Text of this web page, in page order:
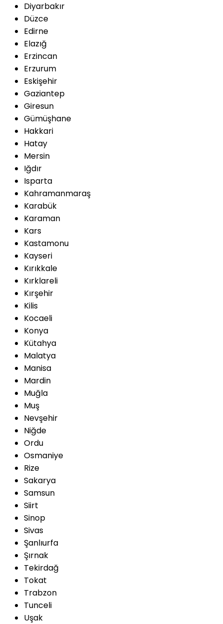
Diyarbakır
Düzce
Edirne
Elazığ
Erzincan
Erzurum
Eskişehir
Gaziantep
Giresun
Gümüşhane
Hakkari
Hatay
Mersin
Iğdır
Isparta
Kahramanmaraş
Karabük
Karaman
Kars
Kastamonu
Kayseri
Kırıkkale
Kırklareli
Kırşehir
Kilis
Kocaeli
Konya
Kütahya
Malatya
Manisa
Mardin
Muğla
Muş
Nevşehir
Niğde
Ordu
Osmaniye
Rize
Sakarya
Samsun
Siirt
Sinop
Sivas
Şanlıurfa
Şırnak
Tekirdağ
Tokat
Trabzon
Tunceli
Uşak